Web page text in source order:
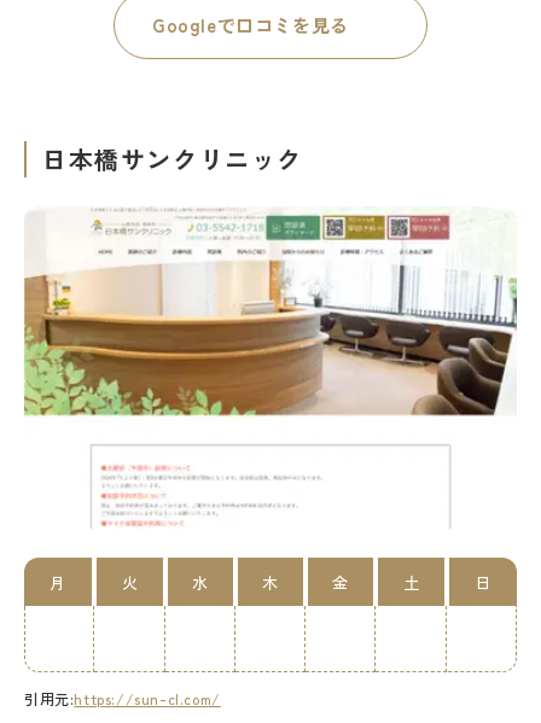
Googleで口コミを見る
日本橋サンクリニック
月 火 水 木 金 土 日
引用元:https://sun-cl.com/